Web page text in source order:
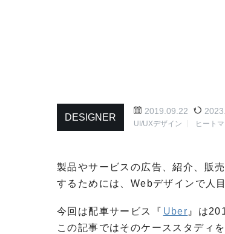
DESIGNER
2019.09.22
UI/UXデザイン ヒート
製品やサービスの広告、紹介、販
するためには、Webデザインで人
今回は配車サービス『 Uber 』は
この記事ではそのケーススタディ